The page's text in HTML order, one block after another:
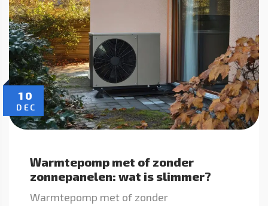
10
DEC
Warmtepomp met of zonder
zonnepanelen: wat is slimmer?
Warmtepomp met of zonder